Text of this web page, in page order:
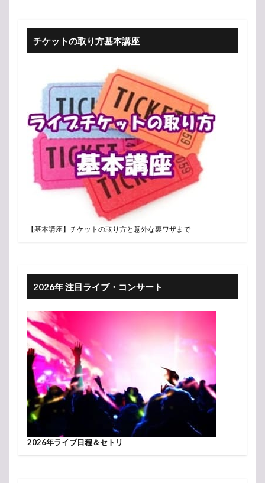
チケットの取り方基本講座
【基本講座】チケットの取り方と意外な裏ワザまで
2026年 注目ライブ・コンサート
2026年ライブ日程＆セトリ